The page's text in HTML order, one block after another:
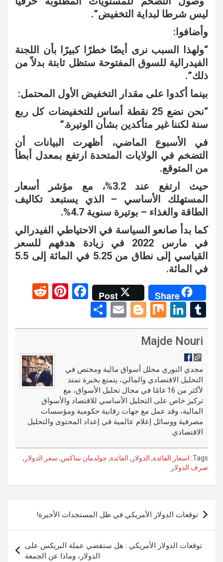
ليس شرطا لبداية التخفيض”.
وأضافوا:
“ولهذا السبب نرى أيضًا خطرًا كبيرًا بأن اللجنة
الفيدرالية للسوق المفتوحة ستظل ثابتة بدلاً من
ذلك”.
بينما أكدوا على مقدار التخفيض الأول المحتمل:
“نحن نضع 25 نقطة أساس للتخفيضات كل ربع
سنة لكننا غير متأكدين بشأن الوتيرة.”
في الأسبوع الماضي، أظهرت البيانات أن
التضخم في الولايات المتحدة ارتفع بمعدل أبطأ
من المتوقع.
حيث ارتفع عند 3.2%، مع مؤشر أسعار
المستهلك الأساسي – الذي يستبعد تكاليف
الطاقة والغذاء – بوتيرة سنوية 4.7%.
كما بدأ صانعو السياسة في الاحتياطي الفيدرالي
في مارس 2022 في زيادة هدفهم للسعر
القياسي إلى نطاق من 5.25 في المائة إلى 5.5
في المائة.
Share
Post
F
ce
o
k
Pi
er
t
d
t
T
u
m
bl
r
Li
n
ke
n
M
ix
Bl
o
er
E
m
h
Majde Nouri
مجدي النوري محلل أسواق مالية ومختص في
التحليل الاقتصادي والمالي، يتمتع بخبرة تمتد
لأكثر من 16 عامًا في مجال تحليل الأسواق، مع
تركيز خاص على التحليل الأساسي للاقتصاد والأسواق
المالية، وقد عمل مع جهات رقابية حكومية ومؤسسات
مصرفية ووسائل إعلام عالمية في إعداد المحتوى والتحليل
الاقتصادي.
Tags: اسعار الفائدة, الدولار , الفائدة, جولدمان ساكس, سعر الدولار ,
صرف الدولار
تصفّح
المقالات
توقعات الدولار الأمريكي في ظل المستجدات الأخيرة!
توقعات الدولار الأمريكي : هل ستقضي عملة البريكس على
الدولار، وماذا عن الجمعة